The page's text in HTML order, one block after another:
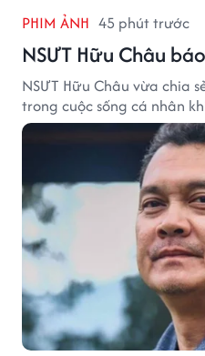
PHIM ẢNH 45 phút trước
NSƯT Hữu Châu
NSƯT Hữu Châu vừa chia
trong cuộc sống cá nhân